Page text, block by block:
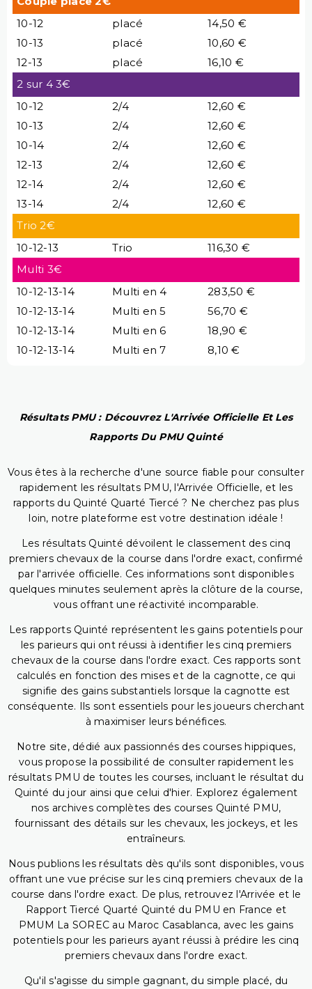
10-12
placé
14,50 €
10-13
placé
10,60 €
12-13
placé
16,10 €
2 sur 4 3€
10-12
2/4
12,60 €
10-13
2/4
12,60 €
10-14
2/4
12,60 €
12-13
2/4
12,60 €
12-14
2/4
12,60 €
13-14
2/4
12,60 €
Trio 2€
10-12-13
Trio
116,30 €
Multi 3€
10-12-13-14
Multi en 4
283,50 €
10-12-13-14
Multi en 5
56,70 €
10-12-13-14
Multi en 6
18,90 €
10-12-13-14
Multi en 7 8,10 €
Résultats PMU : Découvrez L'Arrivée Officielle Et Les
Rapports Du PMU Quinté
Vous êtes à la recherche d'une source fiable pour consulter
rapidement les résultats PMU, l'Arrivée Officielle, et les
rapports du Quinté Quarté Tiercé ? Ne cherchez pas plus
loin, notre plateforme est votre destination idéale !
Les résultats Quinté dévoilent le classement des cinq
premiers chevaux de la course dans l'ordre exact, confirmé
par l'arrivée officielle. Ces informations sont disponibles
quelques minutes seulement après la clôture de la course,
vous offrant une réactivité incomparable.
Les rapports Quinté représentent les gains potentiels pour
les parieurs qui ont réussi à identifier les cinq premiers
chevaux de la course dans l'ordre exact. Ces rapports sont
calculés en fonction des mises et de la cagnotte, ce qui
signifie des gains substantiels lorsque la cagnotte est
conséquente. Ils sont essentiels pour les joueurs cherchant
à maximiser leurs bénéfices.
Notre site, dédié aux passionnés des courses hippiques,
vous propose la possibilité de consulter rapidement les
résultats PMU de toutes les courses, incluant le résultat du
Quinté du jour ainsi que celui d'hier. Explorez également
nos archives complètes des courses Quinté PMU,
fournissant des détails sur les chevaux, les jockeys, et les
entraîneurs.
Nous publions les résultats dès qu'ils sont disponibles, vous
offrant une vue précise sur les cinq premiers chevaux de la
course dans l'ordre exact. De plus, retrouvez l'Arrivée et le
Rapport Tiercé Quarté Quinté du PMU en France et
PMUM La SOREC au Maroc Casablanca, avec les gains
potentiels pour les parieurs ayant réussi à prédire les cinq
premiers chevaux dans l'ordre exact.
Qu'il s'agisse du simple gagnant, du simple placé, du